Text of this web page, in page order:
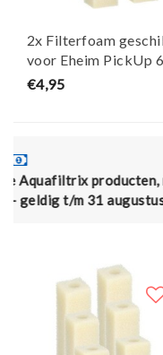
2x Filterfoam
voor Eheim PickUp
Maja Koi
€4,95
Gratis